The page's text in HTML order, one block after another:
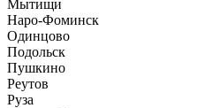
Мытищи
Наро-Фоминск
Одинцово
Подольск
Пушкино
Реутов
Руза